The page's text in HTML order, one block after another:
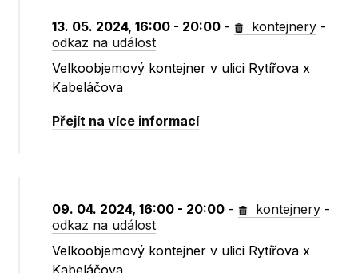
13. 05. 2024, 16:00 - 20:00 - kontejnery -
odkaz na událost
Velkoobjemový kontejner v ulici Rytířova x
Kabeláčova
Přejít na více informací
09. 04. 2024, 16:00 - 20:00 - kontejnery -
odkaz na událost
Velkoobjemový kontejner v ulici Rytířova x
Kabeláčova